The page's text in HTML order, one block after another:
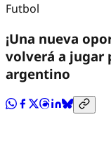
Futbol
¡Una nueva
volverá a jugar
argentino